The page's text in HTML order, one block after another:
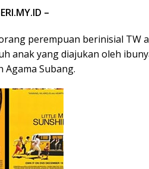
–
perempuan berinisial TW
anak yang diajukan oleh
Agama Subang.